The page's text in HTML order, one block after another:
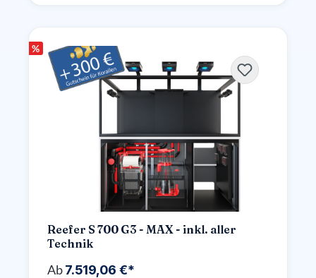
%
Reefer S 700 G3 - MAX - inkl. aller
Technik
Ab7.519,06 €*